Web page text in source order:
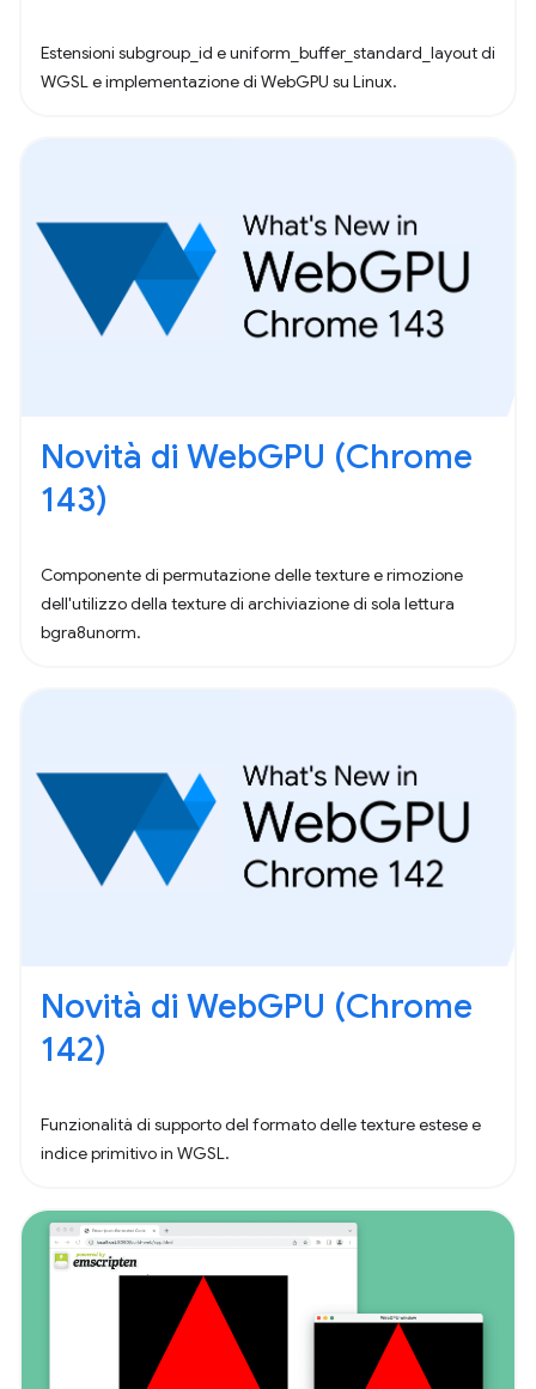
Estensioni subgroup_id e uniform_buffer_standard_layout di
WGSL e implementazione di WebGPU su Linux.
Novità di WebGPU (Chrome
143)
Componente di permutazione delle texture e rimozione
dell'utilizzo della texture di archiviazione di sola lettura
bgra8unorm.
Novità di WebGPU (Chrome
142)
Funzionalità di supporto del formato delle texture estese e
indice primitivo in WGSL.